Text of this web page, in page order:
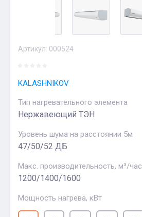
Артикул: 000524
KALASHNIKOV
Тип нагревательного элемента
Нержавеющий ТЭН
Уровень шума на расстоянии 5м
47/50/52 ДБ
Макс. производительность, м³/час
1200/1400/1600
Мощность нагрева, кВт